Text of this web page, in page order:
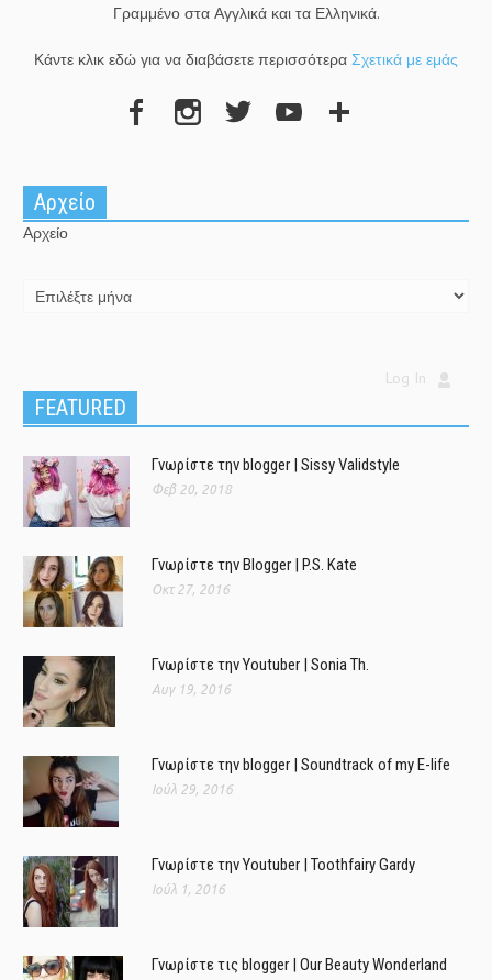
Γραμμένο στα Αγγλικά και τα Ελληνικά.
Κάντε κλικ εδώ για να διαβάσετε περισσότερα Σχετικά με εμάς
Αρχείο
Αρχείο
Log In
FEATURED
Γνωρίστε την blogger | Sissy Validstyle
Φεβ 20, 2018
Γνωρίστε την Blogger | P.S. Kate
Οκτ 27, 2016
Γνωρίστε την Youtuber | Sonia Th.
Αυγ 19, 2016
Γνωρίστε την blogger | Soundtrack of my E-life
Ιούλ 29, 2016
Γνωρίστε την Youtuber | Toothfairy Gardy
Ιούλ 1, 2016
Γνωρίστε τις blogger | Our Beauty Wonderland